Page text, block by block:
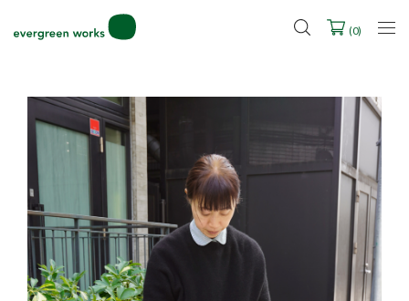
2027年ご入学用ランドセル受注会スケジュール
(0)